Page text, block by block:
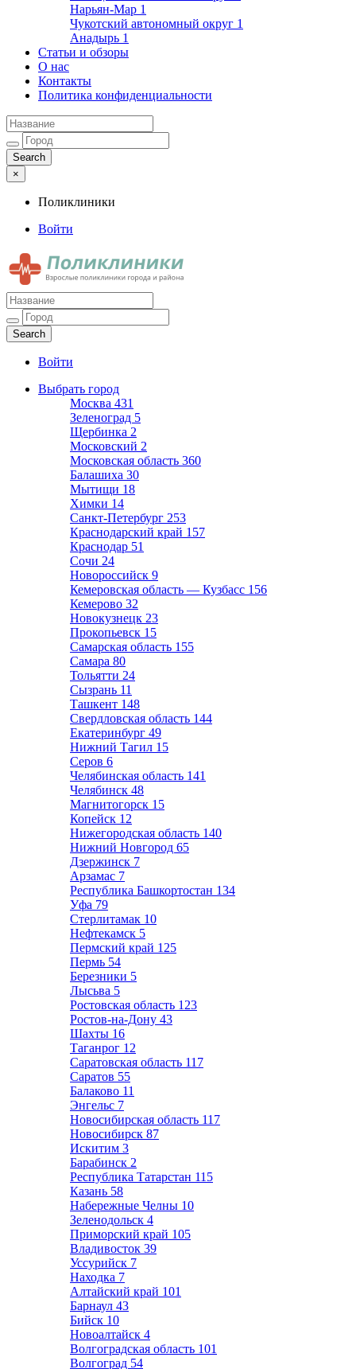
Нарьян-Мар 1
Чукотский автономный округ 1
Анадырь 1
Статьи и обзоры
О нас
Контакты
Политика конфиденциальности
×
Поликлиники
Войти
Поликлиники
Взрослые поликлиники города и района
Войти
Выбрать город
Москва 431
Зеленоград 5
Щербинка 2
Московский 2
Московская область 360
Балашиха 30
Мытищи 18
Химки 14
Санкт-Петербург 253
Краснодарский край 157
Краснодар 51
Сочи 24
Новороссийск 9
Кемеровская область — Кузбасс 156
Кемерово 32
Новокузнецк 23
Прокопьевск 15
Самарская область 155
Самара 80
Тольятти 24
Сызрань 11
Ташкент 148
Свердловская область 144
Екатеринбург 49
Нижний Тагил 15
Серов 6
Челябинская область 141
Челябинск 48
Магнитогорск 15
Копейск 12
Нижегородская область 140
Нижний Новгород 65
Дзержинск 7
Арзамас 7
Республика Башкортостан 134
Уфа 79
Стерлитамак 10
Нефтекамск 5
Пермский край 125
Пермь 54
Березники 5
Лысьва 5
Ростовская область 123
Ростов-на-Дону 43
Шахты 16
Таганрог 12
Саратовская область 117
Саратов 55
Балаково 11
Энгельс 7
Новосибирская область 117
Новосибирск 87
Искитим 3
Барабинск 2
Республика Татарстан 115
Казань 58
Набережные Челны 10
Зеленодольск 4
Приморский край 105
Владивосток 39
Уссурийск 7
Находка 7
Алтайский край 101
Барнаул 43
Бийск 10
Новоалтайск 4
Волгоградская область 101
Волгоград 54